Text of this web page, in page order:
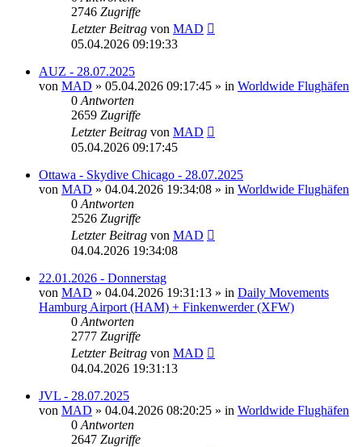
2746 Zugriffe
Letzter Beitrag von MAD
05.04.2026 09:19:33
AUZ - 28.07.2025
von MAD » 05.04.2026 09:17:45 » in Worldwide Flughäfen
0 Antworten
2659 Zugriffe
Letzter Beitrag von MAD
05.04.2026 09:17:45
Ottawa - Skydive Chicago - 28.07.2025
von MAD » 04.04.2026 19:34:08 » in Worldwide Flughäfen
0 Antworten
2526 Zugriffe
Letzter Beitrag von MAD
04.04.2026 19:34:08
22.01.2026 - Donnerstag
von MAD » 04.04.2026 19:31:13 » in Daily Movements
Hamburg Airport (HAM) + Finkenwerder (XFW)
0 Antworten
2777 Zugriffe
Letzter Beitrag von MAD
04.04.2026 19:31:13
JVL - 28.07.2025
von MAD » 04.04.2026 08:20:25 » in Worldwide Flughäfen
0 Antworten
2647 Zugriffe